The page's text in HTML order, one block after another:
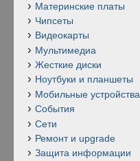
Материнские платы
Чипсеты
Видеокарты
Мультимедиа
Жесткие диски
Ноутбуки и планшеты
Мобильные устройства
События
Сети
Ремонт и upgrade
Защита информации